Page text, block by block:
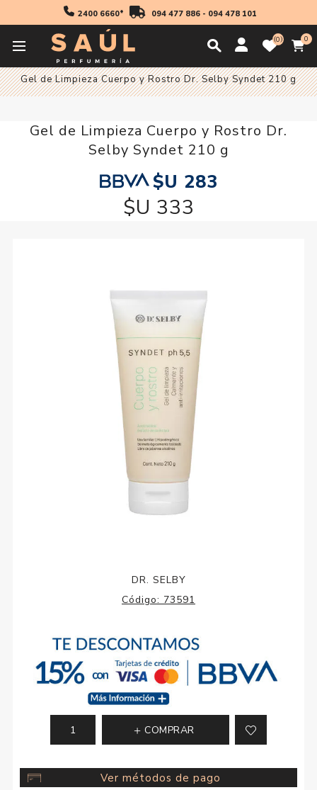
2400 6660* 094 477 886- 094 478 101
0 0
Inicio
Gel de Limpieza Cuerpo y Rostro Dr. Selby Syndet 210 g
Gel de Limpieza Cuerpo y Rostro Dr.
Selby Syndet 210 g
$U 283
$U 333
DR. SELBY
Código: 73591
COMPRAR
Ver métodos de pago